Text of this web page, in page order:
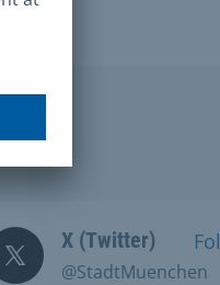
X (Twitter)
@StadtMuenchen